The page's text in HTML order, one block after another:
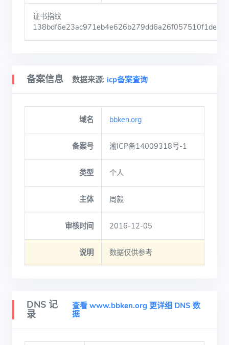
证书指纹
备案信息 数据来源: icp备案查询
域名 bbken.org
备案号 渝ICP备14009318号-1
类型 个人
主体 周毅
审核时间 2016-12-05
说明 数据仅供参考
DNS 记
录
查看 www.bbken.org 更详细 DNS 数
据